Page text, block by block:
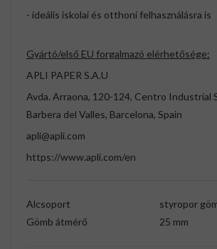
- ideális iskolai és otthoni felhasználásra is
Gyártó/első EU forgalmazó elérhetősége:
APLI PAPER S.A.U
Avda. Arraona, 120-124, Centro Industrial
Barbera del Valles, Barcelona, Spain
apli@apli.com
https://www.apli.com/en
Alcsoport
styropor
Gömb átmérő
25 mm